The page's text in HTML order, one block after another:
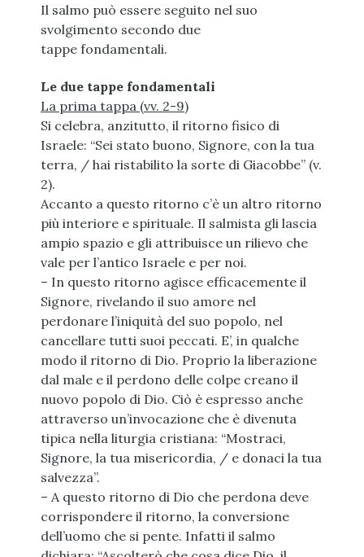
Il salmo può essere seguito nel suo
svolgimento secondo due
tappe fondamentali.
Le due tappe fondamentali
La prima tappa (vv. 2-9)
Si celebra, anzitutto, il ritorno fisico di
Israele: “Sei stato buono, Signore, con la tua
terra, / hai ristabilito la sorte di Giacobbe” (v.
2).
Accanto a questo ritorno c’è un altro ritorno
più interiore e spirituale. Il salmista gli lascia
ampio spazio e gli attribuisce un rilievo che
vale per l’antico Israele e per noi.
– In questo ritorno agisce efficacemente il
Signore, rivelando il suo amore nel
perdonare l’iniquità del suo popolo, nel
cancellare tutti suoi peccati. E’, in qualche
modo il ritorno di Dio. Proprio la liberazione
dal male e il perdono delle colpe creano il
nuovo popolo di Dio. Ciò è espresso anche
attraverso un’invocazione che è divenuta
tipica nella liturgia cristiana: “Mostraci,
Signore, la tua misericordia, / e donaci la tua
salvezza”.
– A questo ritorno di Dio che perdona deve
corrispondere il ritorno, la conversione
dell’uomo che si pente. Infatti il salmo